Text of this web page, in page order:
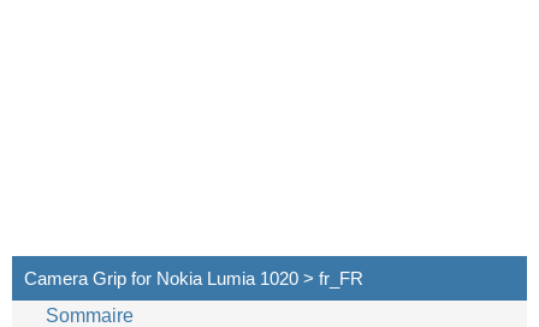
Camera Grip for Nokia Lumia 1020 > fr_FR
Sommaire